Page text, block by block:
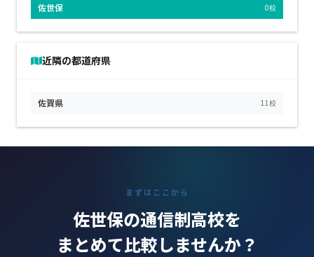
佐世保 0校
近隣の都道府県
佐賀県 11校
まずはここから
佐世保の通信制高校を
まとめて比較しませんか？